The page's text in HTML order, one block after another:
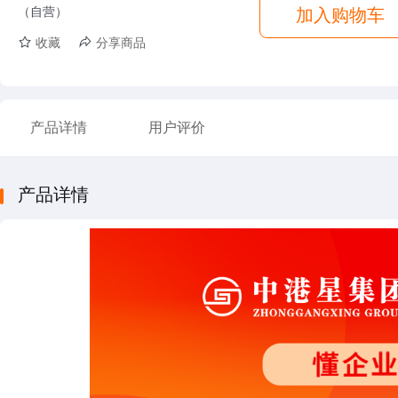
（自营）
收藏 分享商品
加入购物车
产品详情 用户评价
产品详情